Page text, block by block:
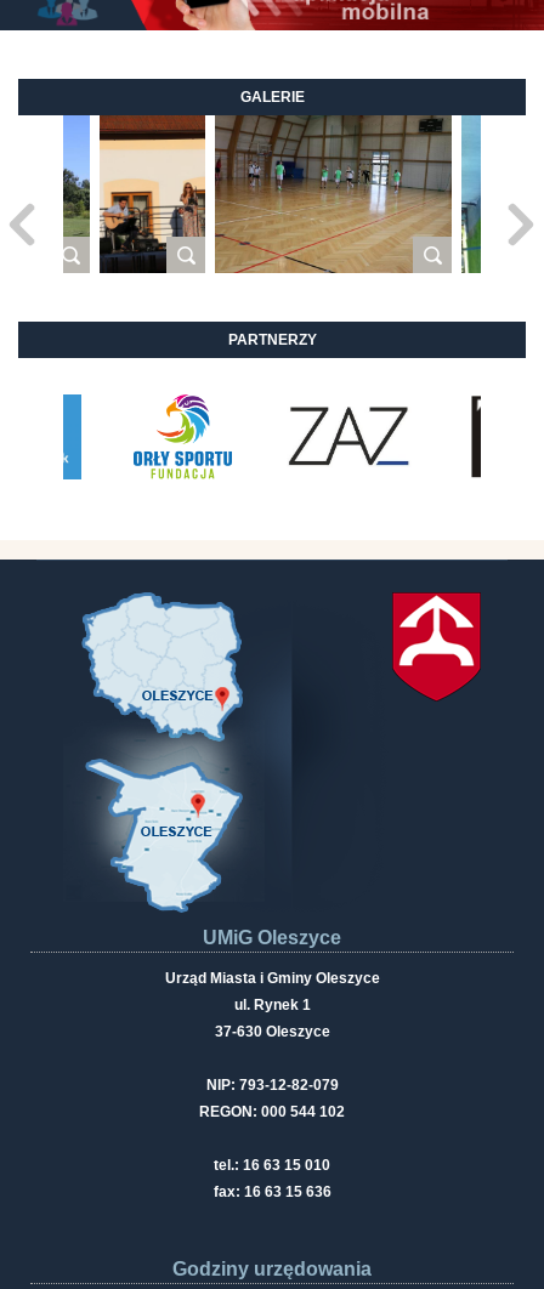
GALERIE
PARTNERZY
UMiG Oleszyce
Urząd Miasta i Gminy Oleszyce
ul. Rynek 1
37-630 Oleszyce
NIP: 793-12-82-079
REGON: 000 544 102
tel.: 16 63 15 010
fax: 16 63 15 636
Godziny urzędowania